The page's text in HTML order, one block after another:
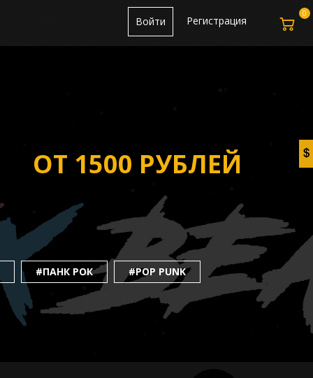
Регистрация
Войти
ОТ 1500 РУБЛЕЙ
#ПАНК РОК #POP PUNK
0